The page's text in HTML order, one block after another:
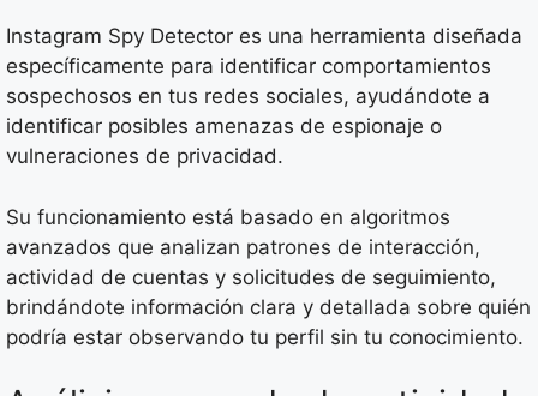
Instagram Spy Detector es una herramienta diseñada
específicamente para identificar comportamientos
sospechosos en tus redes sociales, ayudándote a
identificar posibles amenazas de espionaje o
vulneraciones de privacidad.
Su funcionamiento está basado en algoritmos
avanzados que analizan patrones de interacción,
actividad de cuentas y solicitudes de seguimiento,
brindándote información clara y detallada sobre quién
podría estar observando tu perfil sin tu conocimiento.